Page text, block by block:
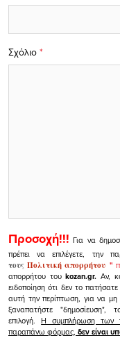
Σχόλιο *
Προσοχή!!! Για να
πρέπει να επιλέγετε, την
τουςΠολιτική απορρήτου"
απορρήτου τουkozan.gr. Αν,
ειδοποίηση ότι δεν το
αυτή την περίπτωση, για να
ξαναπατήστε "δημοσίευση",
επιλογή.Η συμπλήρωση των
παραπάνω φόρμας, δεν είναι